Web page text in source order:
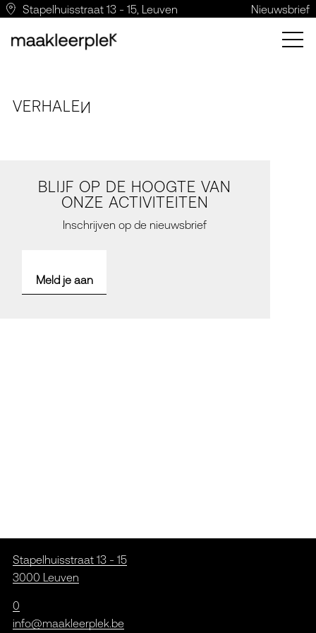
Stapelhuisstraat 13 - 15, Leuven Nieuwsbrief
VERHALEN
BLIJF OP DE HOOGTE VAN
ONZE ACTIVITEITEN
Inschrijven op de nieuwsbrief
Meld je aan
Stapelhuisstraat 13 - 15
3000 Leuven
0
info@maakleerplek.be